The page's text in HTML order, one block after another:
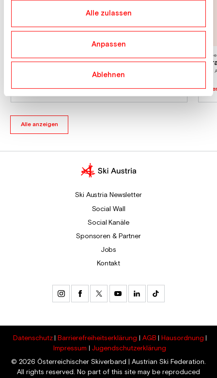
Alle zulassen
Anpassen
Ablehnen
Grand Prix Aerials Herren
Eventdetails Mettmenstetten
Alle anzeigen
Ski Austria Newsletter
Social Wall
Social Kanäle
Sponsoren & Partner
Jobs
Kontakt
Datenschutz Barrierefreiheitserklärung AGB
Hausordnung
Impressum
Jugendschutzerklärung
© 2026 Österreichischer Skiverband | Austrian Ski Federation.
All rights reserved. No part of this site may be reproduced